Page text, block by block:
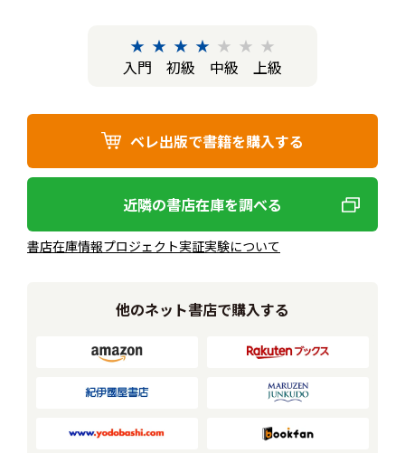
★ ★ ★ ★ ★ ★ ★
入門
初級 中級 上級
ベレ出版で書籍を購入する
近隣の書店在庫を調べる
書店在庫情報プロジェクト実証実験について
他のネット書店で購入する